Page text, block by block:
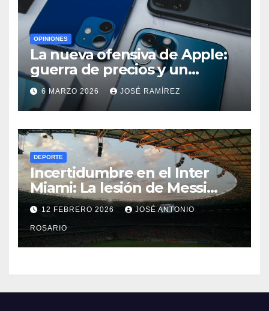
OPINIONES
La nueva ofensiva de Apple:
guerra de precios y un
cambio histórico para el
iPhone 18
6 MARZO 2026 JOSÉ RAMÍREZ
DEPORTE
Incertidumbre en el Inter
Miami: La lesión de Messi
ensombrece el debut
goleador de Berterame
12 FEBRERO 2026 JOSÉ ANTONIO
ROSARIO